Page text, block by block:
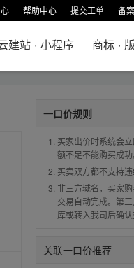
帮助中心 提交工单 备案
建站 · 小程序 商标 ·
一口价规则
买家出价时系统会
额不足不能购买成功
买卖双方都不支持
非三方域名，买家
交易自动完成。第
库或转入我司后确
关联一口价推荐